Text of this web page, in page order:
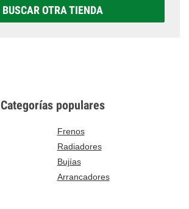
BUSCAR OTRA TIENDA
Categorías populares
Frenos
Radiadores
Bujías
Arrancadores